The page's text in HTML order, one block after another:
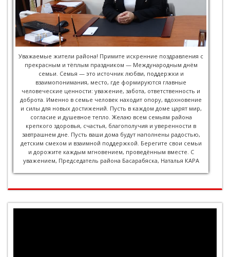
Уважаемые жители района! Примите искренние поздравления с
прекрасным и тёплым праздником — Международным днём
семьи. Семья — это источник любви, поддержки и
взаимопонимания, место, где формируются главные
человеческие ценности: уважение, забота, ответственность и
доброта. Именно в семье человек находит опору, вдохновение
и силы для новых достижений. Пусть в каждом доме царят мир,
согласие и душевное тепло. Желаю всем семьям района
крепкого здоровья, счастья, благополучия и уверенности в
завтрашнем дне. Пусть ваши дома будут наполнены радостью,
детским смехом и взаимной поддержкой. Берегите свои семьи
и дорожите каждым мгновением, проведённым вместе. С
уважением, Председатель района Басарабяска, Наталья КАРА